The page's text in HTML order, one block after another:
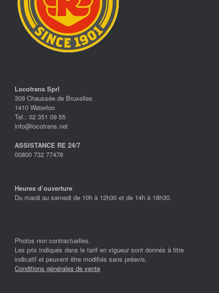
Locotrans Sprl
309 Chaussée de Bruxelles
1410 Waterloo
Tel.: 02 351 09 55
info@locotrans.net
ASSISTANCE RE 24/7
00800 732 77478
Heures d’ouverture
Du mardi au samedi de 10h à 12h30 et de 14h à 18h30.
Photos non contractuelles.
Les prix indiqués dans le tarif en vigueur sont donnés à titre
indicatif et peuvent être modifiés sans préavis.
Conditions générales de vente